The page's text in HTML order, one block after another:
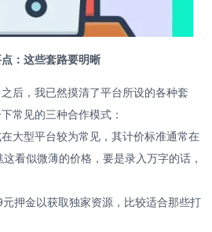
：这些套路要明晰
后，我已然摸清了平台所设的各种套
常见的三种合作模式：
在大型平台较为常见，其计价标准通常在
看似微薄的价格，要是录入万字的话，
元押金以获取独家资源，比较适合那些打